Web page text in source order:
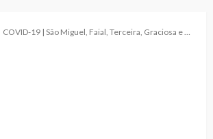
COVID-19 | São Miguel, Faial, Terceira, Graciosa e Corvo registam novos casos. São Jorge conta com 16 casos ativos.